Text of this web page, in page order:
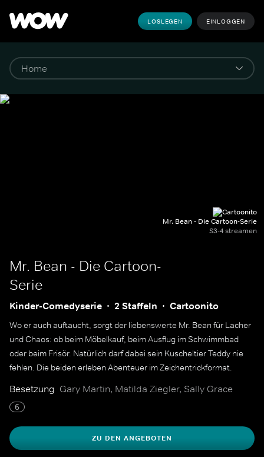
LOSLEGEN EINLOGGEN
Mr. Bean - Die Cartoon-Serie
S3-4 streamen
Mr. Bean - Die Cartoon-
Serie
Kinder-Comedyserie 2 Staffeln Cartoonito
Wo er auch auftaucht, sorgt der liebenswerte Mr. Bean für Lacher
und Chaos: ob beim Möbelkauf, beim Ausflug im Schwimmbad
oder beim Frisör. Natürlich darf dabei sein Kuscheltier Teddy nie
fehlen. Die beiden erleben Abenteuer im Zeichentrickformat.
Besetzung Gary Martin, Matilda Ziegler, Sally Grace
6
ZU DEN ANGEBOTEN